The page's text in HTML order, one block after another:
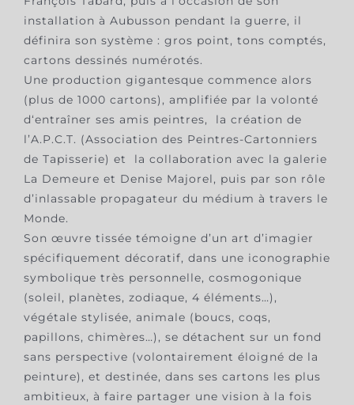
installation à Aubusson pendant la guerre, il
définira son système : gros point, tons comptés,
cartons dessinés numérotés.
Une production gigantesque commence alors
(plus de 1000 cartons), amplifiée par la volonté
d‘entraîner ses amis peintres, la création de
l’A.P.C.T. (Association des Peintres-Cartonniers
de Tapisserie) et la collaboration avec la galerie
La Demeure et Denise Majorel, puis par son rôle
d’inlassable propagateur du médium à travers le
Monde.
Son œuvre tissée témoigne d’un art d’imagier
spécifiquement décoratif, dans une iconographie
symbolique très personnelle, cosmogonique
(soleil, planètes, zodiaque, 4 éléments…),
végétale stylisée, animale (boucs, coqs,
papillons, chimères…), se détachent sur un fond
sans perspective (volontairement éloigné de la
peinture), et destinée, dans ses cartons les plus
ambitieux, à faire partager une vision à la fois